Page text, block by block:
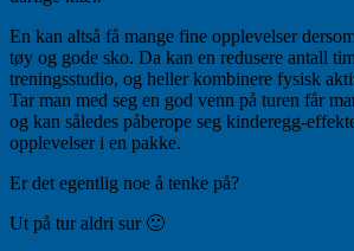
En kan altså få mange fine opplevelser
tøy og gode sko. Da kan en redusere antall
treningsstudio, og heller kombinere fysisk
Tar man med seg en god venn på turen får
og kan således påberope seg kinderegg-
opplevelser i en pakke.
Er det egentlig noe å tenke på?
Ut på tur aldri sur 🙂